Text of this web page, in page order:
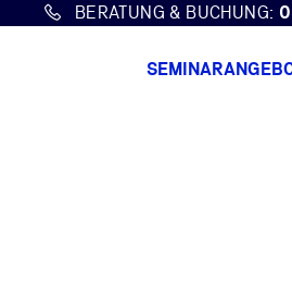
BERATUNG & BUCHUNG: